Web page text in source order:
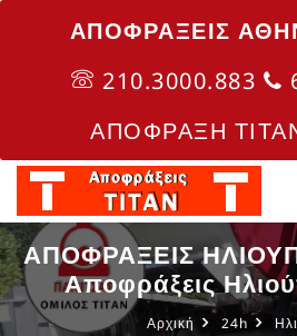
ΑΠΟΦΡΑΞΕΙΣ
210.3000.883
ΑΠΟΦΡΑΞΗ
ΑΠΟΦΡΑΞΕΙΣ
Αποφράξεις
Αρχική 24h